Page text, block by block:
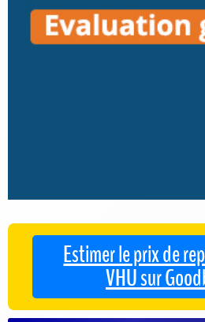
Estimer le prix de
VHU sur